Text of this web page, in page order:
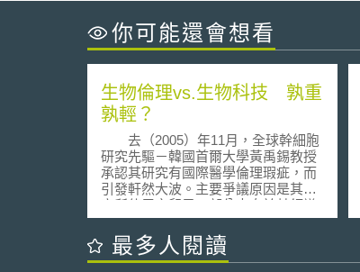
你可能還會想看
生物倫理vs.生物科技 孰重
孰輕？
去（2005）年11月，全球幹細胞
研究先驅－韓國首爾大學黃禹錫教授
承認其研究有國際醫學倫理瑕疵，而
引發軒然大波。主要爭議原因是其研
究所使用之卵子，部分來自於其領導
研究團隊的女性研究員，以及部分支
付報酬給捐卵者。韓國「生物倫理及
安全法」於2005年1月開始施行，立
最多人閱讀